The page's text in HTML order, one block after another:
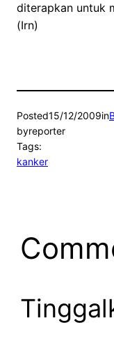
diterapkan untuk
(Irn)
Posted15/12/2009in
byreporter
Tags:
kanker